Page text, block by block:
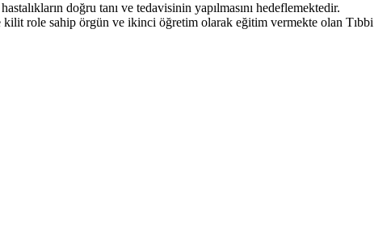
doğru tanı ve tedavisinin yapılmasını hedeflemektedir.
kilit role sahip örgün ve ikinci öğretim olarak eğitim vermekte olan Tıbbi